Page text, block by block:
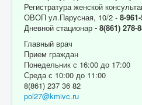
Регистратура женской
ОВОП ул.Парусная, 10/2 - 8-
Дневной стационар - 8(861) 278-
Главный врач
Прием граждан
Понедельник с 16:00 до 17:00
Среда с 10:00 до 11:00
8(861) 237 36 82
pol27@kmivc.ru